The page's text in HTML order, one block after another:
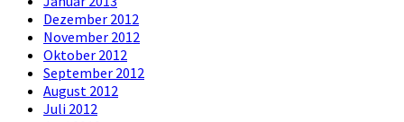
Dezember 2012
November 2012
Oktober 2012
September 2012
August 2012
Juli 2012